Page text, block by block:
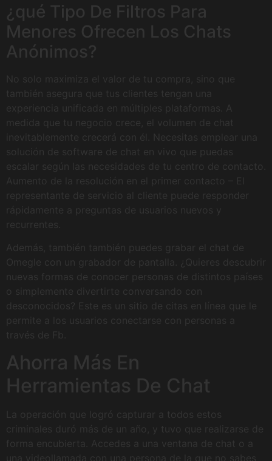
¿qué Tipo De Filtros Para
Menores Ofrecen Los Chats
Anónimos?
No solo maximiza el valor de tu compra, sino que
también asegura que tus clientes tengan una
experiencia unificada en múltiples plataformas. A
medida que tu negocio crece, el volumen de chat
inevitablemente crecerá con él. Necesitas emplear una
solución de software de chat en vivo que puedas
escalar según las necesidades de tu centro de contacto.
Aumento de la resolución en el primer contacto – El
representante de servicio al cliente puede responder
rápidamente a preguntas de usuarios nuevos y
recurrentes.
Además, también también puedes grabar el chat de
Omegle con un grabador de pantalla. ¿Quieres descubrir
nuevas formas de conocer personas de distintos países
o simplemente divertirte conversando con
desconocidos? Este es un sitio de citas en línea que le
permite a los usuarios conectarse con personas a
través de Fb.
Ahorra Más En
Herramientas De Chat
La operación que logró capturar a todos estos
criminales duró más de un año, y tuvo que realizarse de
forma encubierta. Accedes a una ventana de chat o a
una videollamada con una persona de la que no sabes